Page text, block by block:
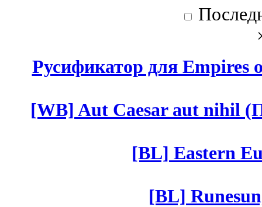
Русификатор для Empires
[WB] Aut Caesar aut nihil
[BL] Eastern
[BL]